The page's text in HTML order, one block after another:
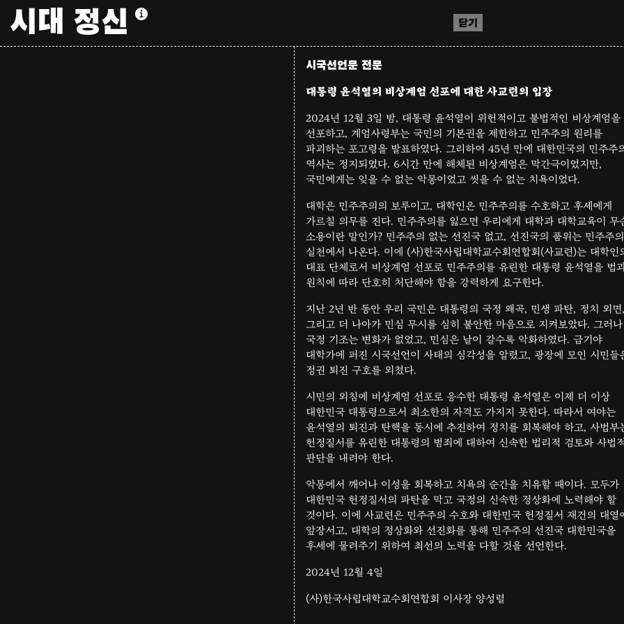
시대 정신 닫기
시국선언문 전문
대통령 윤석열의 비상계엄 선포에 대한 사교련의 입장
2024년 12월 3일 밤, 대통령 윤석열이 위헌적이고 불법적인 비상계엄을
선포하고, 계엄사령부는 국민의 기본권을 제한하고 민주주의 원리를
파괴하는 포고령을 발표하였다. 그리하여 45년 만에 대한민국의 민주주
역사는 정지되었다. 6시간 만에 해체된 비상계엄은 막간극이었지만,
국민에게는 잊을 수 없는 악몽이었고 씻을 수 없는 치욕이었다.
대학은 민주주의의 보루이고, 대학인은 민주주의를 수호하고 후세에게
가르칠 의무를 진다. 민주주의를 잃으면 우리에게 대학과 대학교육이 무
소용이란 말인가? 민주주의 없는 선진국 없고, 선진국의 품위는 민주주의
실천에서 나온다. 이에 (사)한국사립대학교수회연합회(사교련)는 대학인
대표 단체로서 비상계엄 선포로 민주주의를 유린한 대통령 윤석열을 법
원칙에 따라 단호히 처단해야 함을 강력하게 요구한다.
지난 2년 반 동안 우리 국민은 대통령의 국정 왜곡, 민생 파탄, 정치 외면,
그리고 더 나아가 민심 무시를 심히 불안한 마음으로 지켜보았다. 그러나
국정 기조는 변화가 없었고, 민심은 날이 갈수록 악화하였다. 급기야
대학가에 퍼진 시국선언이 사태의 심각성을 알렸고, 광장에 모인 시민들
정권 퇴진 구호를 외쳤다.
시민의 외침에 비상계엄 선포로 응수한 대통령 윤석열은 이제 더 이상
대한민국 대통령으로서 최소한의 자격도 가지지 못한다. 따라서 여야는
윤석열의 퇴진과 탄핵을 동시에 추진하여 정치를 회복해야 하고, 사법부
헌정질서를 유린한 대통령의 범죄에 대하여 신속한 법리적 검토와 사법
판단을 내려야 한다.
악몽에서 깨어나 이성을 회복하고 치욕의 순간을 치유할 때이다. 모두가
대한민국 헌정질서의 파탄을 막고 국정의 신속한 정상화에 노력해야 할
것이다. 이에 사교련은 민주주의 수호와 대한민국 헌정질서 재건의 대열
앞장서고, 대학의 정상화와 선진화를 통해 민주주의 선진국 대한민국을
후세에 물려주기 위하여 최선의 노력을 다할 것을 선언한다.
2024년 12월 4일
(사)한국사립대학교수회연합회 이사장 양성렬